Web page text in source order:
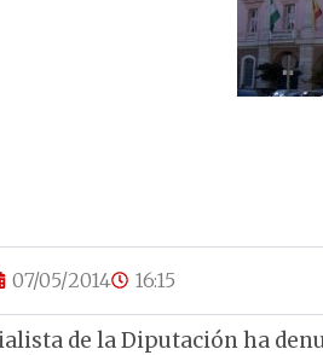
07/05/2014 16:15
de la Diputación ha